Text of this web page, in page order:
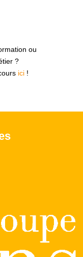
ou
?
ici!